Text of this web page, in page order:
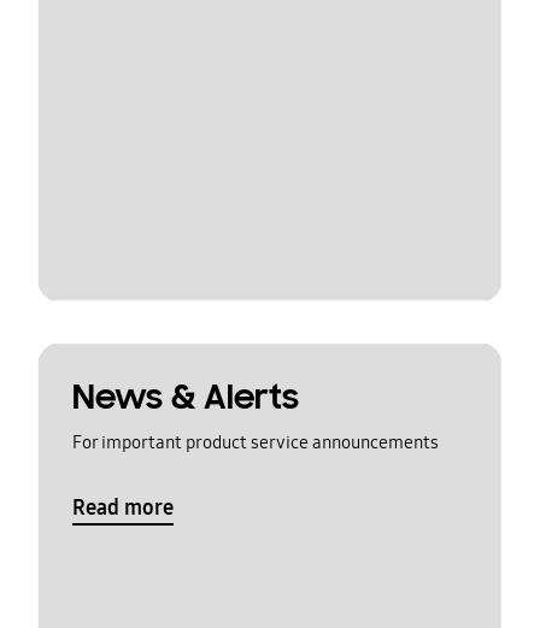
News & Alerts
For important product service announcements
Read more